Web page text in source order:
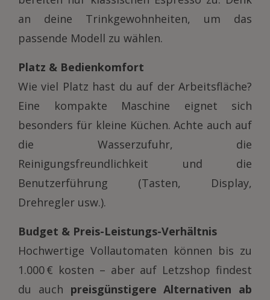
an deine Trinkgewohnheiten, um das
passende Modell zu wählen.
Platz & Bedienkomfort
Wie viel Platz hast du auf der Arbeitsfläche?
Eine kompakte Maschine eignet sich
besonders für kleine Küchen. Achte auch auf
die Wasserzufuhr, die
Reinigungsfreundlichkeit und die
Benutzerführung (Tasten, Display,
Drehregler usw.).
Budget & Preis-Leistungs-Verhältnis
Hochwertige Vollautomaten können bis zu
1.000 € kosten – aber auf Letzshop findest
du auch preisgünstigere Alternativen ab